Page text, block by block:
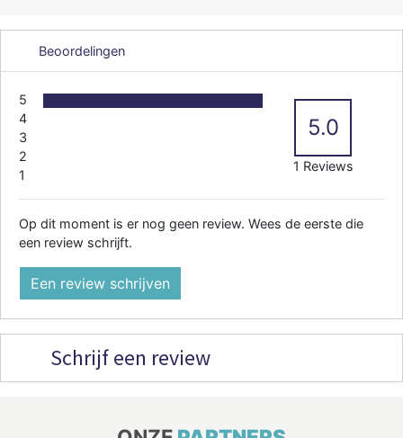
Beoordelingen
5
4
3
2
1
5.0
1 Reviews
Op dit moment is er nog geen review. Wees de eerste die
een review schrijft.
Een review schrijven
Schrijf een review